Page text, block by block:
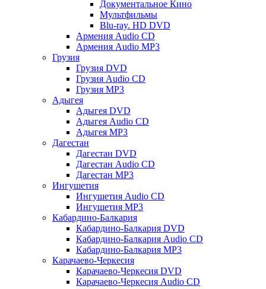
Документальное Кино
Мультфильмы
Blu-ray. HD DVD
Армения Audio CD
Армения Audio MP3
Грузия
Грузия DVD
Грузия Audio CD
Грузия MP3
Адыгея
Адыгея DVD
Адыгея Audio CD
Адыгея MP3
Дагестан
Дагестан DVD
Дагестан Audio CD
Дагестан MP3
Ингушетия
Ингушетия Audio CD
Ингушетия MP3
Кабардино-Балкария
Кабардино-Балкария DVD
Кабардино-Балкария Audio CD
Кабардино-Балкария MP3
Карачаево-Черкесия
Карачаево-Черкесия DVD
Карачаево-Черкесия Audio CD